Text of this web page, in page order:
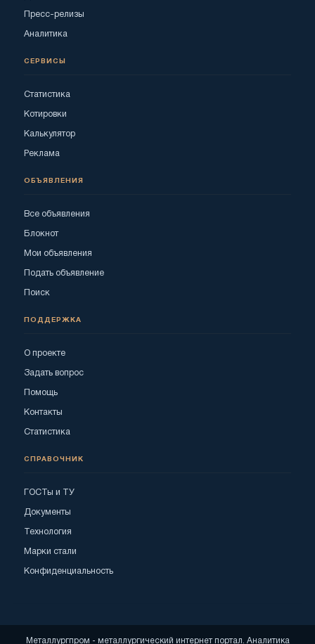
Пресс-релизы
Аналитика
СЕРВИСЫ
Статистика
Котировки
Калькулятор
Реклама
ОБЪЯВЛЕНИЯ
Все объявления
Блокнот
Мои объявления
Подать объявление
Поиск
ПОДДЕРЖКА
О проекте
Задать вопрос
Помощь
Контакты
Статистика
СПРАВОЧНИК
ГОСТы и ТУ
Документы
Технология
Марки стали
Конфиденциальность
Металлургпром - металлургический интернет портал. Аналитика